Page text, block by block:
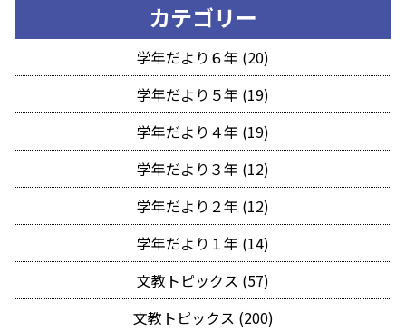
カテゴリー
学年だより６年 (20)
学年だより５年 (19)
学年だより４年 (19)
学年だより３年 (12)
学年だより２年 (12)
学年だより１年 (14)
文教トピックス (57)
文教トピックス (200)